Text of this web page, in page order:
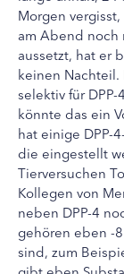
Morgen
am Abend noch
aussetzt, hat er
keinen Nachteil.
selektiv für
könnte das ein
hat einige DPP-
die eingestellt
Tierversuchen
Kollegen von
neben DPP-4
gehören eben -
sind, zum